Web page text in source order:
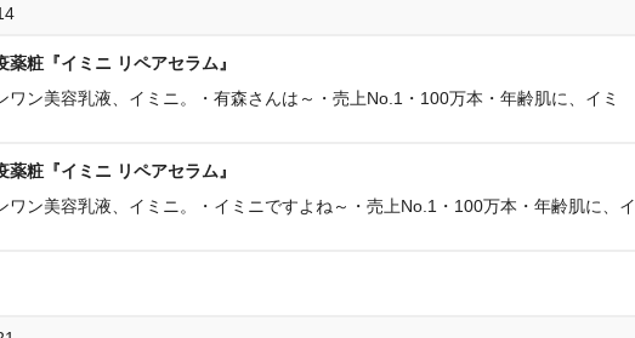
薬粧『イミニ リペアセラム』
ワン美容乳液、イミニ。・有森さんは～・売上No.1・100万本・年齢肌に、イミ
薬粧『イミニ リペアセラム』
ワン美容乳液、イミニ。・イミニですよね～・売上No.1・100万本・年齢肌に、イ